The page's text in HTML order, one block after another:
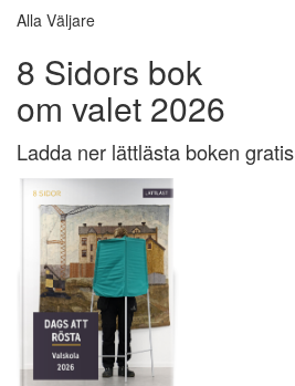
Alla Väljare
8 Sidors bok
om valet 2026
Ladda ner lättlästa boken gratis